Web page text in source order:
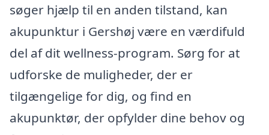
søger hjælp til en anden tilstand, kan
akupunktur i Gershøj være en værdifuld
del af dit wellness-program. Sørg for at
udforske de muligheder, der er
tilgængelige for dig, og find en
akupunktør, der opfylder dine behov og